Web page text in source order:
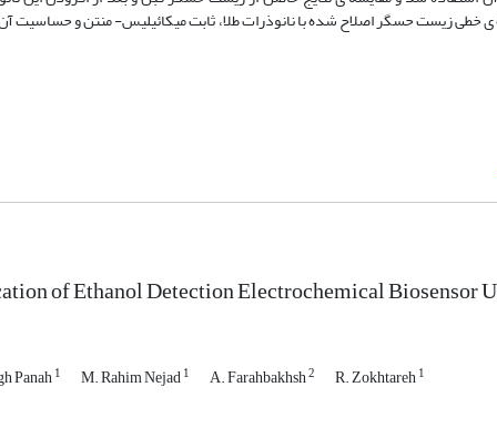
خطی زیست حسگر اصلاح شده با نانوذرات طلا، ثابت میکائیلیس- منتن و حساسیت آن
of Ethanol Detection Electrochemical Biosensor
Panah1 M. Rahim Nejad1 A. Farahbakhsh2 R. Zokhtareh1